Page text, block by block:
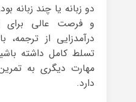
دو زبانه یا چند زبانه
و فرصت عالی برای
درآمدزایی از
تسلط کامل داشته
مهارت دیگری به
دارد.